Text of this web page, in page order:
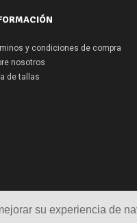
su experiencia de
su experiencia de
y condiciones de compra
nosotros
de tallas